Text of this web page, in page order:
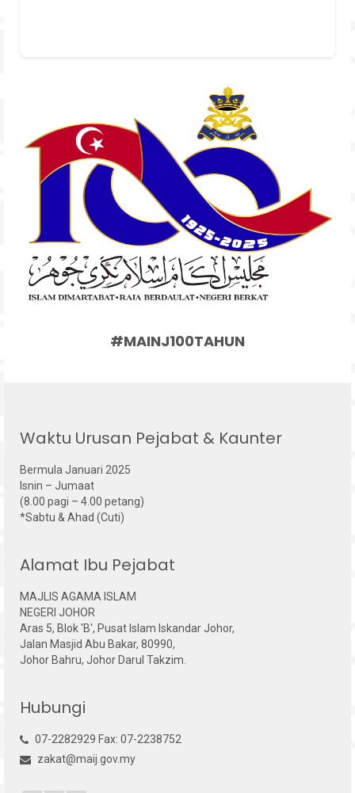
#MAINJ100TAHUN
Waktu Urusan Pejabat & Kaunter
Bermula Januari 2025
Isnin – Jumaat
(8.00 pagi – 4.00 petang)
*Sabtu & Ahad (Cuti)
Alamat Ibu Pejabat
MAJLIS AGAMA ISLAM
NEGERI JOHOR
Aras 5, Blok 'B', Pusat Islam Iskandar Johor,
Jalan Masjid Abu Bakar, 80990,
Johor Bahru, Johor Darul Takzim.
Hubungi
07-2282929 Fax: 07-2238752
zakat@maij.gov.my